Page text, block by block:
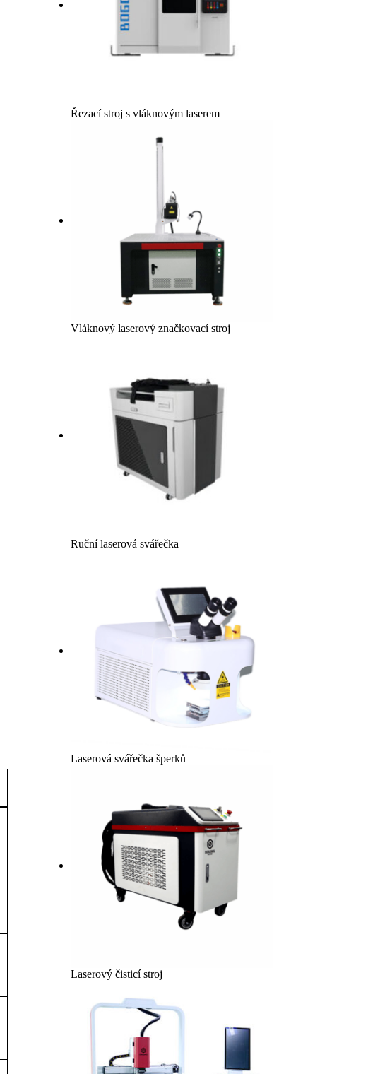
Řezací stroj s vláknovým laserem
Vláknový laserový značkovací stroj
Ruční laserová svářečka
Laserová svářečka šperků
Laserový čisticí stroj